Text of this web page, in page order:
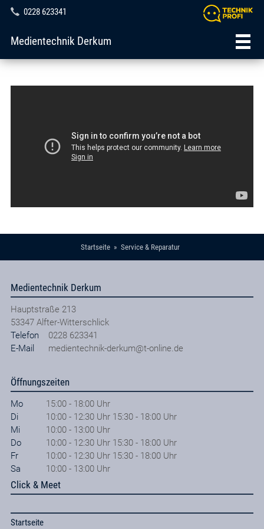
0228 623341
Medientechnik Derkum
Startseite Service & Reparatur
Medientechnik Derkum
Hauptstraße 213
53347 Alfter-Witterschlick
Telefon
0228 623341
E-Mail
medientechnik-derkum@t-online.de
Öffnungszeiten
Mo
15:00 - 18:00 Uhr
Di
10:00 - 12:30 Uhr 15:30 - 18:00 Uhr
Mi
10:00 - 13:00 Uhr
Do
10:00 - 12:30 Uhr 15:30 - 18:00 Uhr
Fr
10:00 - 12:30 Uhr 15:30 - 18:00 Uhr
Sa
10:00 - 13:00 Uhr
Click & Meet
Startseite